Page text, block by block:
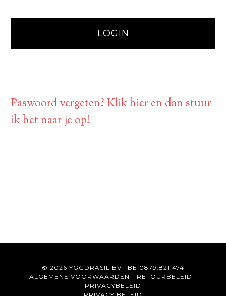
Paswoord vergeten? Klik hier en dan stuur
ik het naar je op!
© 2026 YGGDRASIL BV · BE 0879.821.474
ALGEMENE VOORWAARDEN - RETOURBELEID -
PRIVACYBELEID